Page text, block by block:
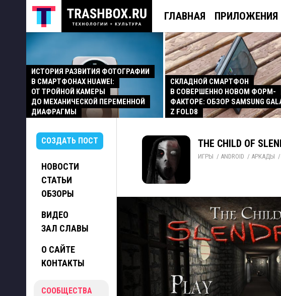
ГЛАВНАЯ ПРИЛОЖЕНИЯ
ИСТОРИЯ РАЗВИТИЯ ФОТОГРАФИИ
В СМАРТФОНАХ HUAWEI:
ОТ ТРОЙНОЙ КАМЕРЫ
ДО МЕХАНИЧЕСКОЙ ПЕРЕМЕННОЙ
ДИАФРАГМЫ
СКЛАДНОЙ СМАРТФОН
В СОВЕРШЕННО НОВОМ ФОРМ-
ФАКТОРЕ: ОБЗОР SAMSUNG
Z FOLD8
СОЗДАТЬ ПОСТ
НОВОСТИ
СТАТЬИ
ОБЗОРЫ
ВИДЕО
ЗАЛ СЛАВЫ
О САЙТЕ
КОНТАКТЫ
СООБЩЕСТВА
THE CHILD OF
ИГРЫ / ANDROID / АРКАДЫ /